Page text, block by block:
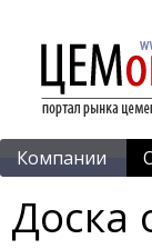
Компании
Доска